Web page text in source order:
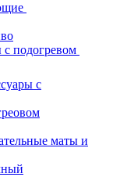
подогревом
с
маты и